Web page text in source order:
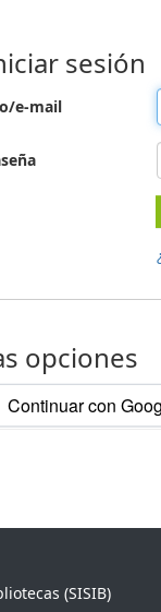
sesión
e-mail
opciones
Continuar con
(SISIB)